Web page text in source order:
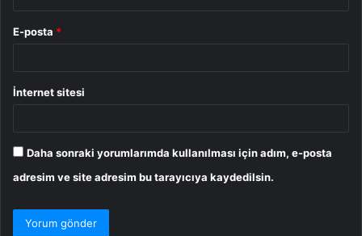
E-posta *
İnternet sitesi
Daha sonraki yorumlarımda kullanılması için adım, e-posta
adresim ve site adresim bu tarayıcıya kaydedilsin.